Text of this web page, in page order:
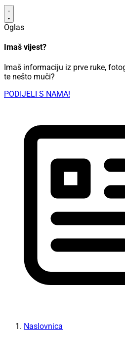
Oglas
Imaš vijest?
Imaš informaciju iz prve ruke,
te nešto muči?
PODIJELI S NAMA!
Naslovnica